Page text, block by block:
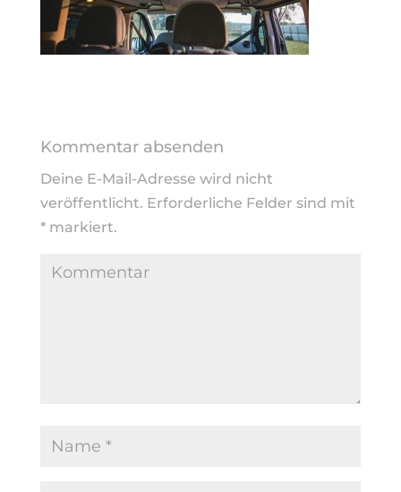
Kommentar absenden
Deine E-Mail-Adresse wird nicht
veröffentlicht. Erforderliche Felder sind mit
*markiert.